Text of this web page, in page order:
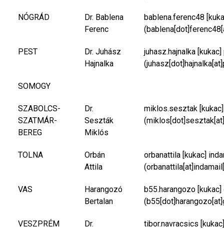
NÓGRÁD
Dr. Bablena
Ferenc
bablena.ferenc48
PEST
Dr. Juhász
Hajnalka
juhasz.hajnalka [kukac]
SOMOGY
SZABOLCS-
SZATMÁR-
BEREG
Dr.
Seszták
Miklós
miklos.sesztak
TOLNA
Orbán
Attila
orbanattila [kukac]
VAS
Harangozó
Bertalan
b55.harangozo [kukac]
VESZPRÉM
Dr.
tibor.navracsics